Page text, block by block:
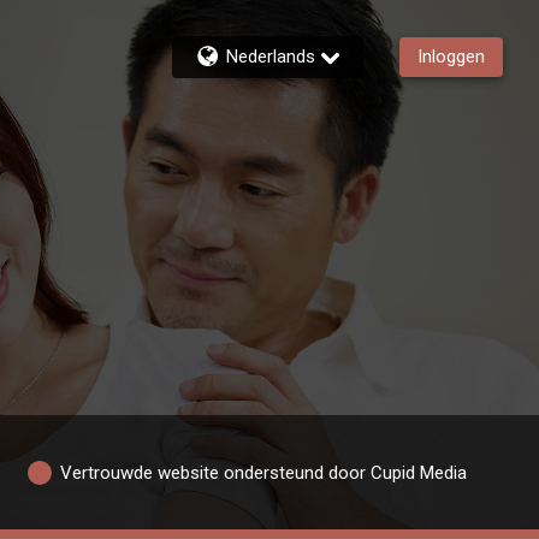
Nederlands Inloggen
Vertrouwde website ondersteund door Cupid Media